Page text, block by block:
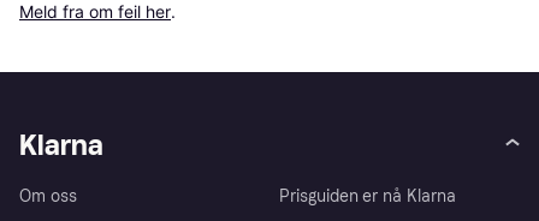
Meld fra om feil her.
Klarna
Om oss
Prisguiden er nå Klarna